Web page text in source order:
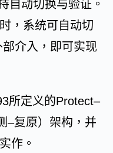
自动切换与验证。
，系统可自动切
介入，即可实现
所定义的Protect–
–复原）架构，并
作。